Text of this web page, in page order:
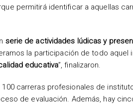
permitirá identificar a aquellas
serie de actividades lúdicas y
la participación de todo
educativa”, finalizaron.
carreras profesionales de
de evaluación. Además, hay